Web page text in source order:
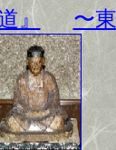
』 〜